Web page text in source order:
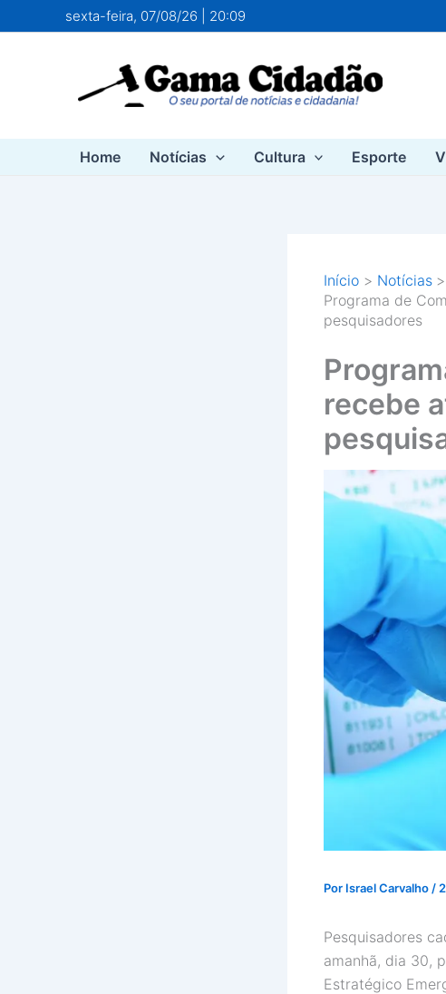
para
sexta-feira, 07/08/26 | 20:09
Home Notícias Cultura Esporte
Início
Notícias
Programa de
pesquisadores
recebe
Por Israel Carvalho /
Pesquisadores
amanhã, dia 30,
Estratégico